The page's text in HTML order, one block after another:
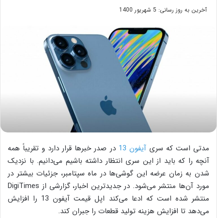
آخرین به روز رسانی: 5 شهریور 1400
مدتی است که سریآیفون 13
در صدر خبرها قرار دارد و تقریباً همه
آنچه را که باید از این سری انتظار داشته باشیم می‌دانیم. با نزدیک
شدن به زمان عرضه این گوشی‌ها در ماه سپتامبر، جزئیات بیشتر در
مورد آن‌ها منتشر می‌شود. در جدیدترین اخبار، گزارشی از DigiTimes
منتشر شده است که ادعا می‌کند اپل قیمت آیفون 13 را افزایش
می‌دهد تا افزایش هزینه تولید قطعات را جبران کند.